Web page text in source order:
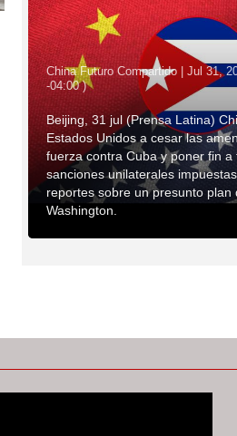
China Futuro Compartido | Jul 31,
-04:00 )
Beijing, 31 jul (Prensa Latina)
Estados Unidos a cesar las
fuerza contra Cuba y poner fin a
sanciones unilaterales
reportes sobre un presunto plan
Washington.